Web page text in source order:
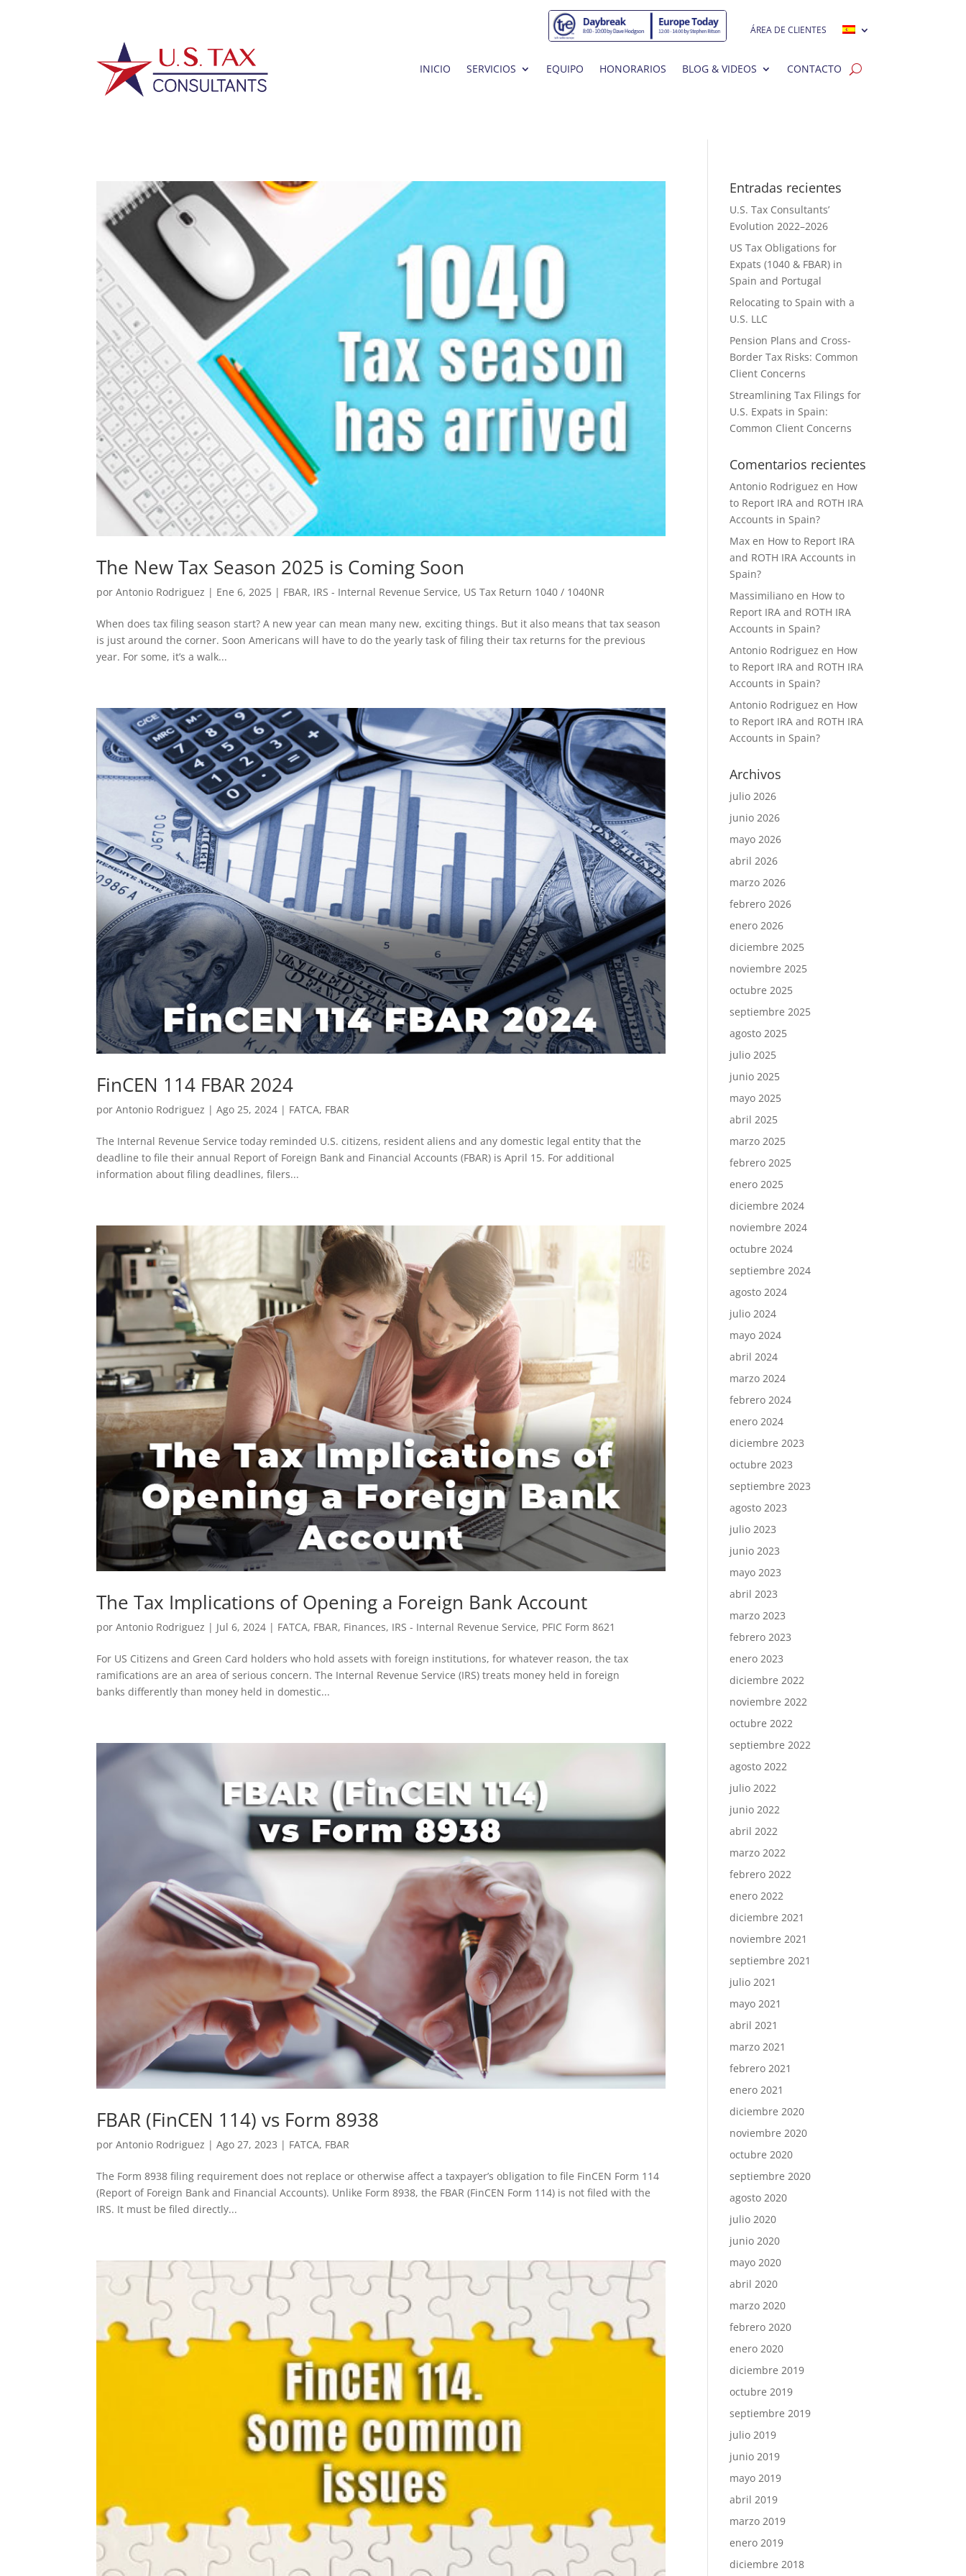
ÁREA DE CLIENTES
INICIO SERVICIOS EQUIPO HONORARIOS BLOG & VIDEOS CONTACTO
The New Tax Season 2025 is Coming Soon
porAntonio Rodriguez | Ene 6, 2025 | FBAR, IRS - Internal Revenue Service, US Tax Return 1040 / 1040NR
When does tax filing season start? A new year can mean many new, exciting things. But it also means that tax season
is just around the corner. Soon Americans will have to do the yearly task of filing their tax returns for the previous
year. For some, it’s a walk...
FinCEN 114 FBAR 2024
porAntonio Rodriguez |Ago 25, 2024 | FATCA, FBAR
The Internal Revenue Service today reminded U.S. citizens, resident aliens and any domestic legal entity that the
deadline to file their annual Report of Foreign Bank and Financial Accounts (FBAR) is April 15. For additional
information about filing deadlines, filers...
The Tax Implications of Opening a Foreign Bank Account
porAntonio Rodriguez | Jul 6, 2024 | FATCA, FBAR, Finances, IRS - Internal Revenue Service, PFIC Form 8621
For US Citizens and Green Card holders who hold assets with foreign institutions, for whatever reason, the tax
ramifications are an area of serious concern. The Internal Revenue Service (IRS) treats money held in foreign
banks differently than money held in domestic...
FBAR (FinCEN 114) vs Form 8938
porAntonio Rodriguez |Ago 27, 2023 | FATCA, FBAR
The Form 8938 filing requirement does not replace or otherwise affect a taxpayer’s obligation to file FinCEN Form 114
(Report of Foreign Bank and Financial Accounts). Unlike Form 8938, the FBAR (FinCEN Form 114) is not filed with the
IRS. It must be filed directly...
Entradas recientes
U.S. Tax Consultants’
Evolution 2022–2026
US Tax Obligations for
Expats (1040 & FBAR) in
Spain and Portugal
Relocating to Spain with a
U.S. LLC
Pension Plans and Cross-
Border Tax Risks: Common
Client Concerns
Streamlining Tax Filings for
U.S. Expats in Spain:
Common Client Concerns
Comentarios recientes
Antonio Rodriguez en How
to Report IRA and ROTH IRA
Accounts in Spain?
Max en How to Report IRA
and ROTH IRA Accounts in
Spain?
Massimiliano en How to
Report IRA and ROTH IRA
Accounts in Spain?
Antonio Rodriguez en How
to Report IRA and ROTH IRA
Accounts in Spain?
Antonio Rodriguez en How
to Report IRA and ROTH IRA
Accounts in Spain?
Archivos
julio 2026
junio 2026
mayo 2026
abril 2026
marzo 2026
febrero 2026
enero 2026
diciembre 2025
noviembre 2025
octubre 2025
septiembre 2025
agosto 2025
julio 2025
junio 2025
mayo 2025
abril 2025
marzo 2025
febrero 2025
enero 2025
diciembre 2024
noviembre 2024
octubre 2024
septiembre 2024
agosto 2024
julio 2024
mayo 2024
abril 2024
marzo 2024
febrero 2024
enero 2024
diciembre 2023
octubre 2023
septiembre 2023
agosto 2023
julio 2023
junio 2023
mayo 2023
abril 2023
marzo 2023
febrero 2023
enero 2023
diciembre 2022
noviembre 2022
octubre 2022
septiembre 2022
agosto 2022
julio 2022
junio 2022
abril 2022
marzo 2022
febrero 2022
enero 2022
diciembre 2021
noviembre 2021
septiembre 2021
julio 2021
mayo 2021
abril 2021
marzo 2021
febrero 2021
enero 2021
diciembre 2020
noviembre 2020
octubre 2020
septiembre 2020
agosto 2020
julio 2020
junio 2020
mayo 2020
abril 2020
marzo 2020
febrero 2020
enero 2020
diciembre 2019
octubre 2019
septiembre 2019
julio 2019
junio 2019
mayo 2019
abril 2019
marzo 2019
enero 2019
diciembre 2018